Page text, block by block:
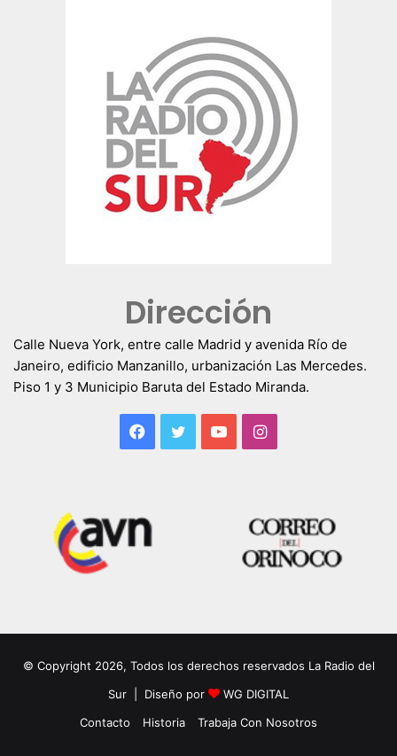
Dirección
Calle Nueva York, entre calle Madrid y avenida Río de
Janeiro, edificio Manzanillo, urbanización Las Mercedes.
Piso 1 y 3 Municipio Baruta del Estado Miranda.
Facebook
TwitterYouTubeInstagram
© Copyright 2026, Todos los derechos reservados La Radio del
Sur | Diseño por
WG DIGITAL
Contacto
Historia Trabaja Con Nosotros